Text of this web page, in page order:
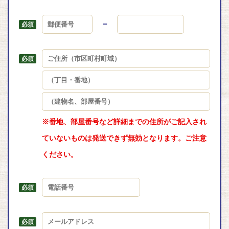
－
※番地、部屋番号など詳細までの住所がご記入され
ていないものは発送できず無効となります。ご注意
ください。